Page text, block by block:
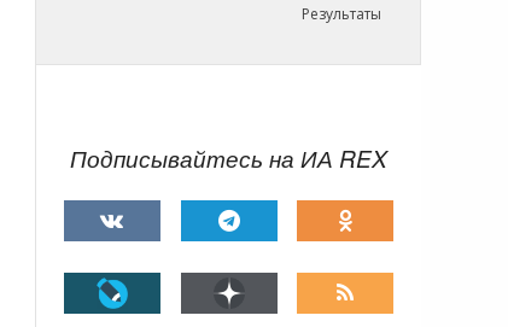
Результаты
Подписывайтесь на ИА REX